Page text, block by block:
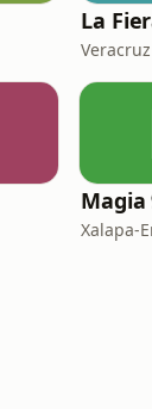
La
Veracruz
Magia
Xalapa-